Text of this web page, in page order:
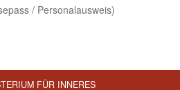
/ Personal­ausweis)
FÜR INNERES